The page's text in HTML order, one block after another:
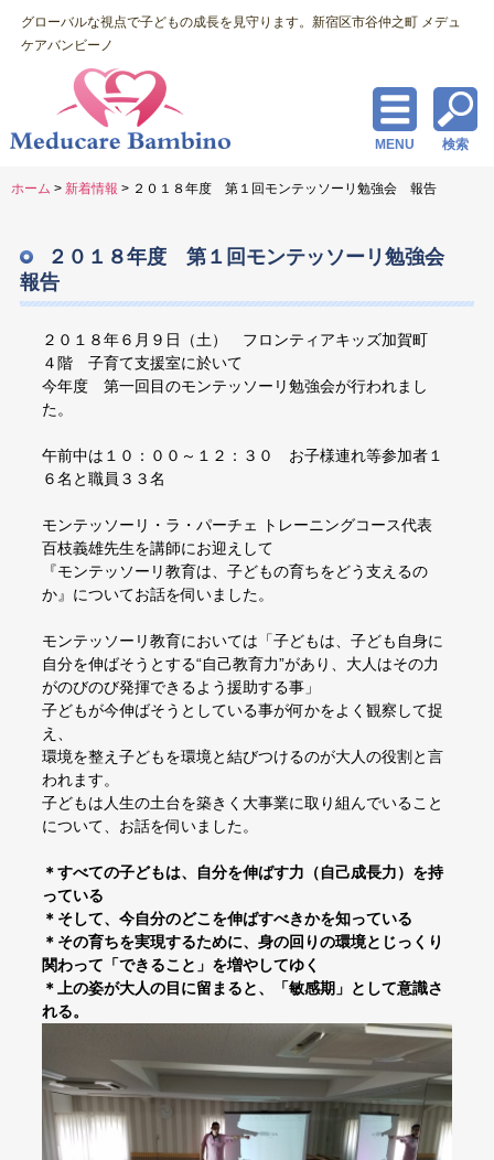
グローバルな視点で子どもの成長を見守ります。新宿区市谷仲之町 メデュ
ケアバンビーノ
検索
MENU
ホーム > 新着情報 > ２０１８年度 第１回モンテッソーリ勉強会 報告
２０１８年度 第１回モンテッソーリ勉強会
報告
２０１８年６月９日（土） フロンティアキッズ加賀町
４階 子育て支援室に於いて
今年度 第一回目のモンテッソーリ勉強会が行われまし
た。
午前中は１０：００～１２：３０ お子様連れ等参加者１
６名と職員３３名
モンテッソーリ・ラ・パーチェ トレーニングコース代表
百枝義雄先生を講師にお迎えして
『モンテッソーリ教育は、子どもの育ちをどう支えるの
か』についてお話を伺いました。
モンテッソーリ教育においては「子どもは、子ども自身に
自分を伸ばそうとする“自己教育力”があり、大人はその力
がのびのび発揮できるよう援助する事」
子どもが今伸ばそうとしている事が何かをよく観察して捉
え、
環境を整え子どもを環境と結びつけるのが大人の役割と言
われます。
子どもは人生の土台を築きく大事業に取り組んでいること
について、お話を伺いました。
＊すべての子どもは、自分を伸ばす力（自己成長力）を持
っている
＊そして、今自分のどこを伸ばすべきかを知っている
＊その育ちを実現するために、身の回りの環境とじっくり
関わって「できること」を増やしてゆく
＊上の姿が大人の目に留まると、「敏感期」として意識さ
れる。